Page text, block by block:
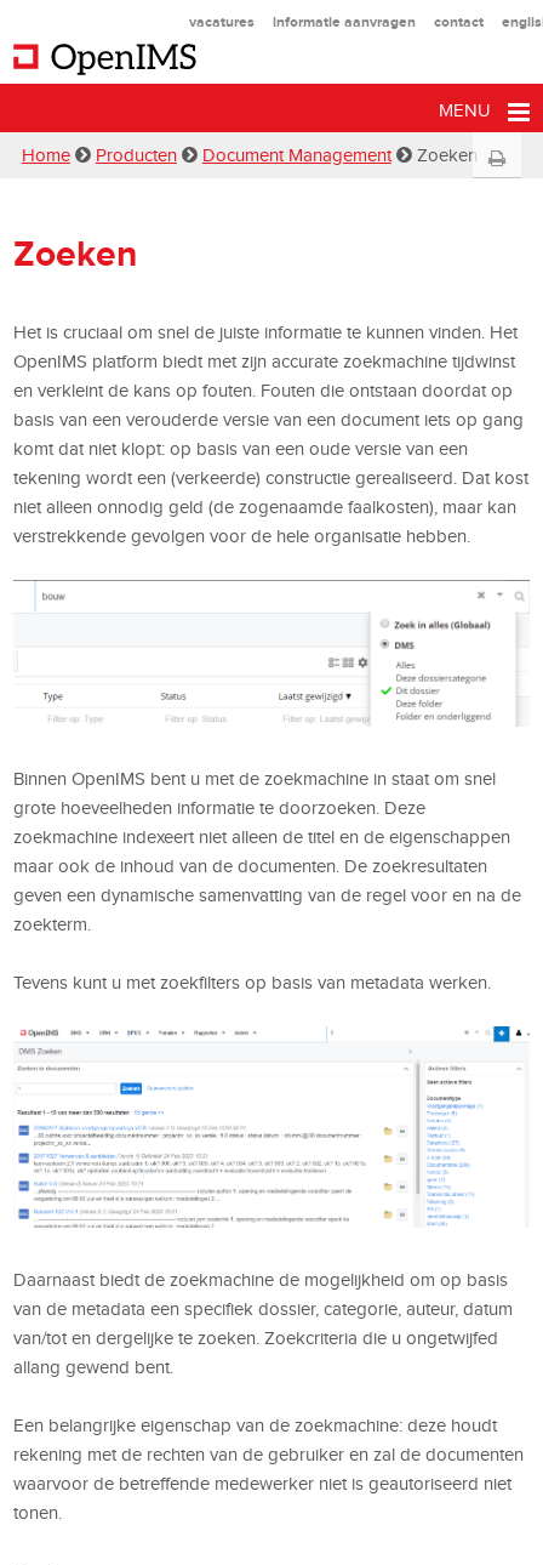
vacatures informatie aanvragen contact
MENU
Home Producten Document Management Zoeken
Zoeken
Het is cruciaal om snel de juiste informatie te kunnen vinden. Het
OpenIMS platform biedt met zijn accurate zoekmachine tijdwinst
en verkleint de kans op fouten. Fouten die ontstaan doordat op
basis van een verouderde versie van een document iets op gang
komt dat niet klopt: op basis van een oude versie van een
tekening wordt een (verkeerde) constructie gerealiseerd. Dat kost
niet alleen onnodig geld (de zogenaamde faalkosten), maar kan
verstrekkende gevolgen voor de hele organisatie hebben.
Binnen OpenIMS bent u met de zoekmachine in staat om snel
grote hoeveelheden informatie te doorzoeken. Deze
zoekmachine indexeert niet alleen de titel en de eigenschappen
maar ook de inhoud van de documenten. De zoekresultaten
geven een dynamische samenvatting van de regel voor en na de
zoekterm.
Tevens kunt u met zoekfilters op basis van metadata werken.
Daarnaast biedt de zoekmachine de mogelijkheid om op basis
van de metadata een specifiek dossier, categorie, auteur, datum
van/tot en dergelijke te zoeken. Zoekcriteria die u ongetwijfed
allang gewend bent.
Een belangrijke eigenschap van de zoekmachine: deze houdt
rekening met de rechten van de gebruiker en zal de documenten
waarvoor de betreffende medewerker niet is geautoriseerd niet
tonen.